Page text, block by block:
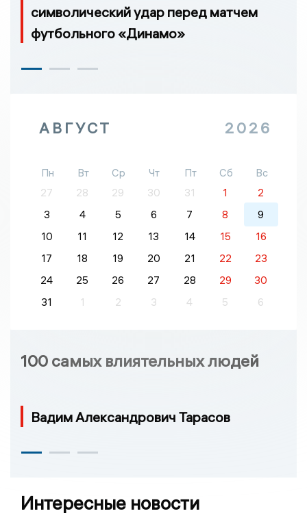
символический удар перед матчем
футбольного «Динамо»
АВГУСТ 2026
Пн Вт Ср Чт Пт Сб
Вс
27
28 29 30 31 1
2
3
4 5 6 7 8
9
10
11 12 13 14 15
16
17
18 19 20 21 22
23
24
25 26 27 28 29
30
31
1 2 3 4 5 6
100 самых влиятельных людей
Вадим Александрович Тарасов
Интересные новости